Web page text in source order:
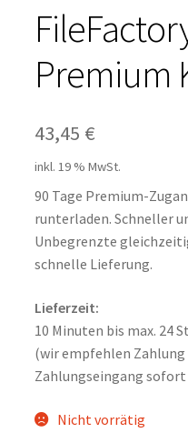
Premium
43,45 €
inkl. 19 % MwSt.
90 Tage Premium-
runterladen. Schneller
Unbegrenzte
schnelle Lieferung.
Lieferzeit:
10 Minuten bis max. 24
(wir empfehlen Zahlung
Zahlungseingang
Nicht vorrätig